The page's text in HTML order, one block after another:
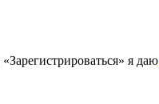
я даю